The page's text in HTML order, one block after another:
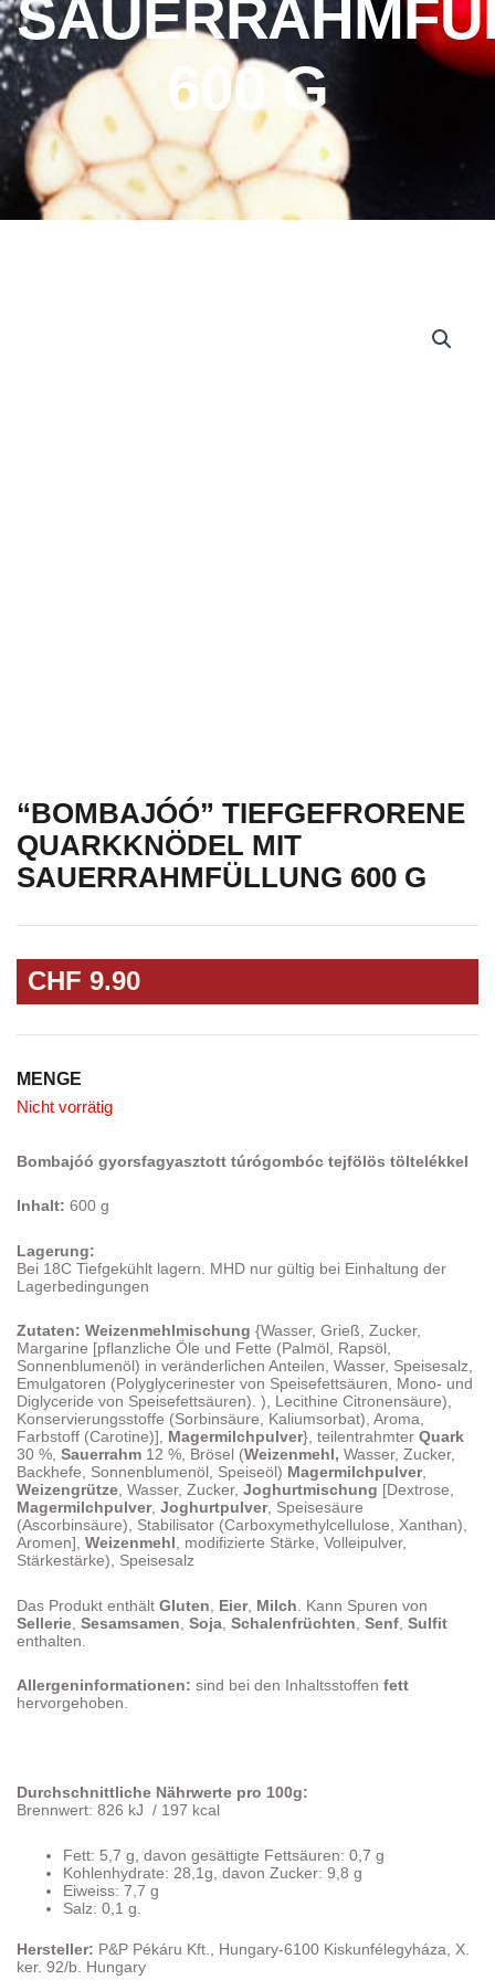
600 G
“BOMBAJÓÓ” TIEFGEFRORENE
QUARKKNÖDEL MIT
SAUERRAHMFÜLLUNG 600 G
CHF 9.90
MENGE
Nicht vorrätig
Bombajóó gyorsfagyasztott túrógombóc tejfölös töltelékkel
Inhalt: 600 g
Lagerung:
Bei 18C Tiefgekühlt lagern. MHD nur gültig bei Einhaltung der
Lagerbedingungen
Zutaten: Weizenmehlmischung {Wasser, Grieß, Zucker,
Margarine [pflanzliche Öle und Fette (Palmöl, Rapsöl,
Sonnenblumenöl) in veränderlichen Anteilen, Wasser, Speisesalz,
Emulgatoren (Polyglycerinester von Speisefettsäuren, Mono- und
Diglyceride von Speisefettsäuren). ), Lecithine Citronensäure),
Konservierungsstoffe (Sorbinsäure, Kaliumsorbat), Aroma,
Farbstoff (Carotine)], Magermilchpulver}, teilentrahmter Quark
30 %, Sauerrahm 12 %, Brösel (Weizenmehl, Wasser, Zucker,
Backhefe, Sonnenblumenöl, Speiseöl) Magermilchpulver,
Weizengrütze, Wasser, Zucker, Joghurtmischung [Dextrose,
Magermilchpulver, Joghurtpulver, Speisesäure
(Ascorbinsäure), Stabilisator (Carboxymethylcellulose, Xanthan),
Aromen], Weizenmehl, modifizierte Stärke, Volleipulver,
Stärkestärke), Speisesalz
Das Produkt enthält Gluten Eier, Milch . Kann Spuren von
Sellerie Sesamsamen Soja Schalenfrüchten Senf Sulfit
enthalten.
Allergeninformationen: sind bei den Inhaltsstoffen fett
hervorgehoben.
Durchschnittliche Nährwerte pro 100g:
Brennwert: 826 kJ / 197 kcal
Fett: 5,7 g, davon gesättigte Fettsäuren: 0,7 g
Kohlenhydrate: 28,1g, davon Zucker: 9,8 g
Eiweiss: 7,7 g
Salz: 0,1 g.
Hersteller: P&P Pékáru Kft., Hungary-6100 Kiskunfélegyháza, X.
ker. 92/b. Hungary